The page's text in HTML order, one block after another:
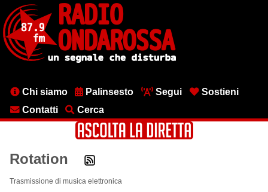
contenuto
principale
MenuChi siamo Palinsesto Segui
Sostieni
Contatti
Cerca
Rotation
Trasmissione di musica elettronica